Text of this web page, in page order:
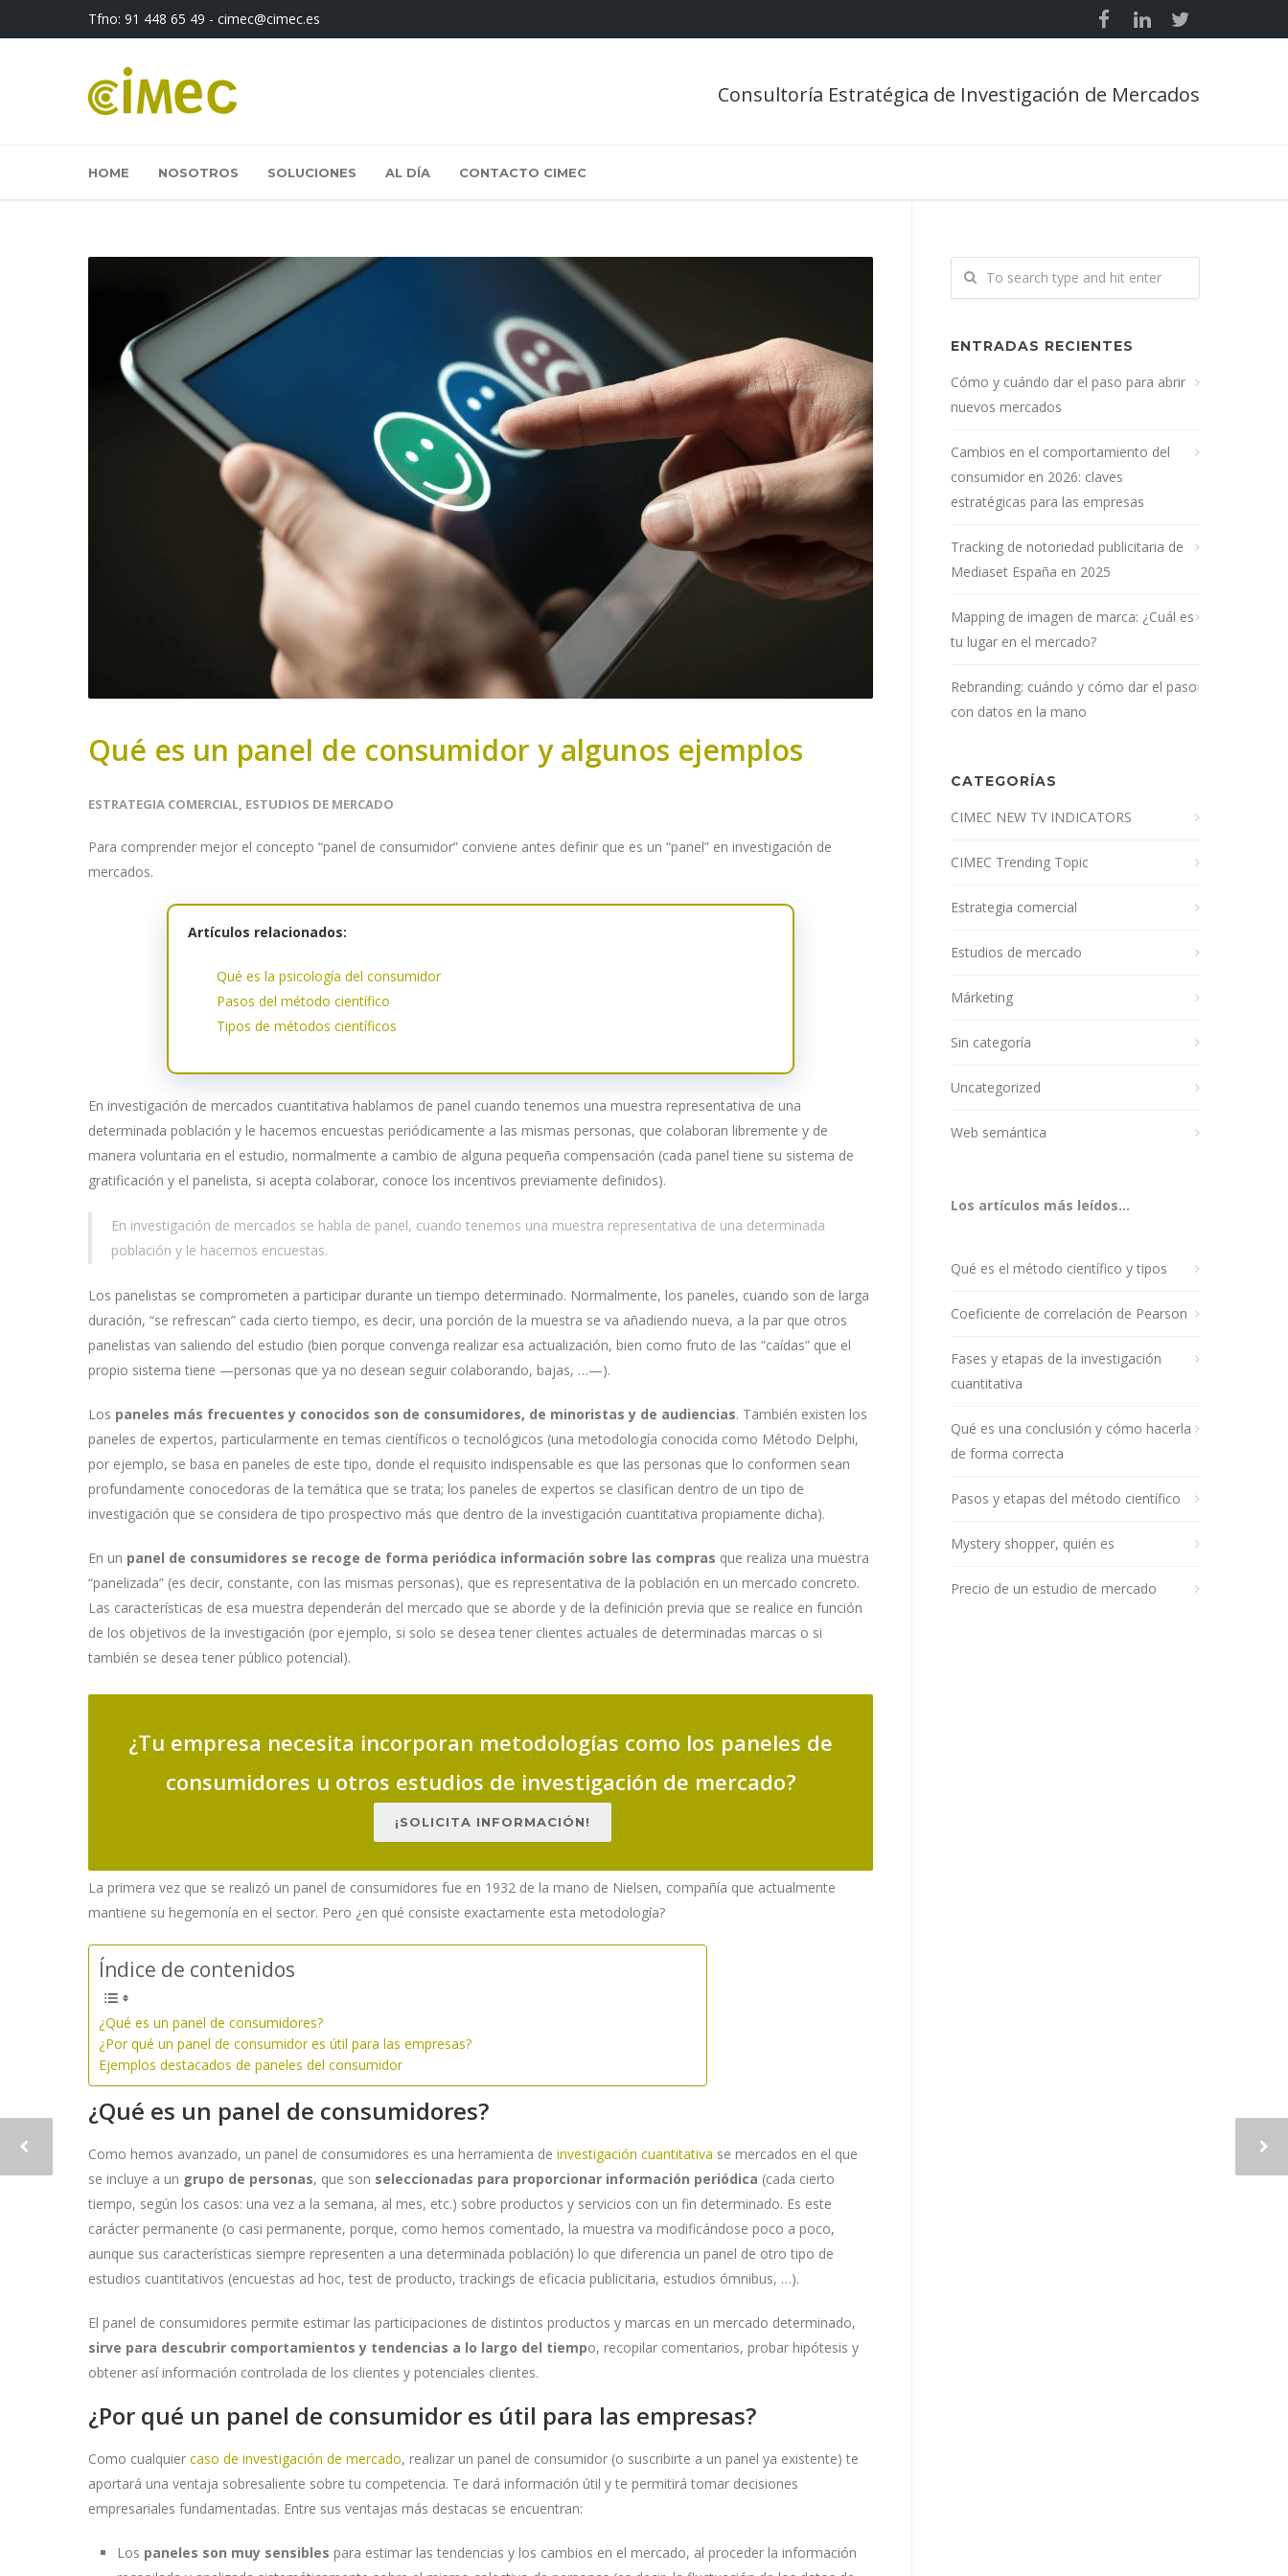
Tfno: 91 448 65 49 - cimec@cimec.es
Consultoría Estratégica de Investigación de Mercados
HOME NOSOTROS SOLUCIONES AL DÍA CONTACTO CIMEC
Qué es un panel de consumidor y algunos ejemplos
ESTRATEGIA COMERCIAL, ESTUDIOS DE MERCADO
Para comprender mejor el concepto “panel de consumidor” conviene antes definir que es un “panel” en investigación de
mercados.
Artículos relacionados:
Qué es la psicología del consumidor
Pasos del método científico
Tipos de métodos científicos
En investigación de mercados cuantitativa hablamos de panel cuando tenemos una muestra representativa de una
determinada población y le hacemos encuestas periódicamente a las mismas personas, que colaboran libremente y de
manera voluntaria en el estudio, normalmente a cambio de alguna pequeña compensación (cada panel tiene su sistema de
gratificación y el panelista, si acepta colaborar, conoce los incentivos previamente definidos).
En investigación de mercados se habla de panel, cuando tenemos una muestra representativa de una determinada
población y le hacemos encuestas.
Los panelistas se comprometen a participar durante un tiempo determinado. Normalmente, los paneles, cuando son de larga
duración, “se refrescan” cada cierto tiempo, es decir, una porción de la muestra se va añadiendo nueva, a la par que otros
panelistas van saliendo del estudio (bien porque convenga realizar esa actualización, bien como fruto de las “caídas” que el
propio sistema tiene —personas que ya no desean seguir colaborando, bajas, …—).
Los paneles más frecuentes y conocidos son de consumidores, de minoristas y de audiencias. También existen los
paneles de expertos, particularmente en temas científicos o tecnológicos (una metodología conocida como Método Delphi,
por ejemplo, se basa en paneles de este tipo, donde el requisito indispensable es que las personas que lo conformen sean
profundamente conocedoras de la temática que se trata; los paneles de expertos se clasifican dentro de un tipo de
investigación que se considera de tipo prospectivo más que dentro de la investigación cuantitativa propiamente dicha).
En un panel de consumidores se recoge de forma periódica información sobre las compras que realiza una muestra
“panelizada” (es decir, constante, con las mismas personas), que es representativa de la población en un mercado concreto.
Las características de esa muestra dependerán del mercado que se aborde y de la definición previa que se realice en función
de los objetivos de la investigación (por ejemplo, si solo se desea tener clientes actuales de determinadas marcas o si
también se desea tener público potencial).
¿Tu empresa necesita incorporan metodologías como los paneles de
consumidores u otros estudios de investigación de mercado?
¡SOLICITA INFORMACIÓN!
La primera vez que se realizó un panel de consumidores fue en 1932 de la mano de Nielsen, compañía que actualmente
mantiene su hegemonía en el sector. Pero ¿en qué consiste exactamente esta metodología?
Índice de contenidos
¿Qué es un panel de consumidores?
¿Por qué un panel de consumidor es útil para las empresas?
Ejemplos destacados de paneles del consumidor
¿Qué es un panel de consumidores?
Como hemos avanzado, un panel de consumidores es una herramienta de investigación cuantitativa se mercados en el que
se incluye a un grupo de personas, que son seleccionadas para proporcionar información periódica (cada cierto
tiempo, según los casos: una vez a la semana, al mes, etc.) sobre productos y servicios con un fin determinado. Es este
carácter permanente (o casi permanente, porque, como hemos comentado, la muestra va modificándose poco a poco,
aunque sus características siempre representen a una determinada población) lo que diferencia un panel de otro tipo de
estudios cuantitativos (encuestas ad hoc, test de producto, trackings de eficacia publicitaria, estudios ómnibus, …).
El panel de consumidores permite estimar las participaciones de distintos productos y marcas en un mercado determinado,
sirve para descubrir comportamientos y tendencias a lo largo del tiempo, recopilar comentarios, probar hipótesis y
obtener así información controlada de los clientes y potenciales clientes.
¿Por qué un panel de consumidor es útil para las empresas?
Como cualquier caso de investigación de mercado, realizar un panel de consumidor (o suscribirte a un panel ya existente) te
aportará una ventaja sobresaliente sobre tu competencia. Te dará información útil y te permitirá tomar decisiones
empresariales fundamentadas. Entre sus ventajas más destacas se encuentran:
Los paneles son muy sensibles para estimar las tendencias y los cambios en el mercado, al proceder la información
ENTRADAS RECIENTES
Cómo y cuándo dar el paso para abrir
nuevos mercados
Cambios en el comportamiento del
consumidor en 2026: claves
estratégicas para las empresas
Tracking de notoriedad publicitaria de
Mediaset España en 2025
Mapping de imagen de marca: ¿Cuál es
tu lugar en el mercado?
Rebranding: cuándo y cómo dar el paso
con datos en la mano
CATEGORÍAS
CIMEC NEW TV INDICATORS
CIMEC Trending Topic
Estrategia comercial
Estudios de mercado
Márketing
Sin categoría
Uncategorized
Web semántica
Los artículos más leídos...
Qué es el método científico y tipos
Coeficiente de correlación de Pearson
Fases y etapas de la investigación
cuantitativa
Qué es una conclusión y cómo hacerla
de forma correcta
Pasos y etapas del método científico
Mystery shopper, quién es
Precio de un estudio de mercado